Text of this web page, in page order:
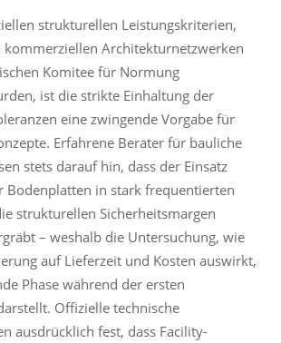
strukturellen Leistungskriterien,
kommerziellen Architekturnetzwerken
Komitee für Normung
ist die strikte Einhaltung der
eine zwingende Vorgabe für
Erfahrene Berater für bauliche
stets darauf hin, dass der Einsatz
Bodenplatten in stark frequentierten
strukturellen Sicherheitsmargen
– weshalb die Untersuchung, wie
auf Lieferzeit und Kosten auswirkt,
Phase während der ersten
Offizielle technische
ausdrücklich fest, dass Facility-